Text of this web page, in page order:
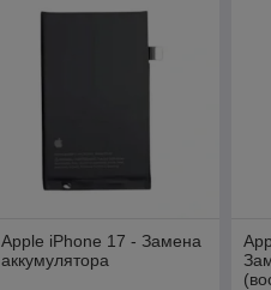
Apple iPhone 17 - Замена
аккумулятора